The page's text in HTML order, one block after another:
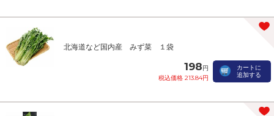
北海道など国内産 みず菜 １袋
198円
税込価格 213.84円
カートに
追加する